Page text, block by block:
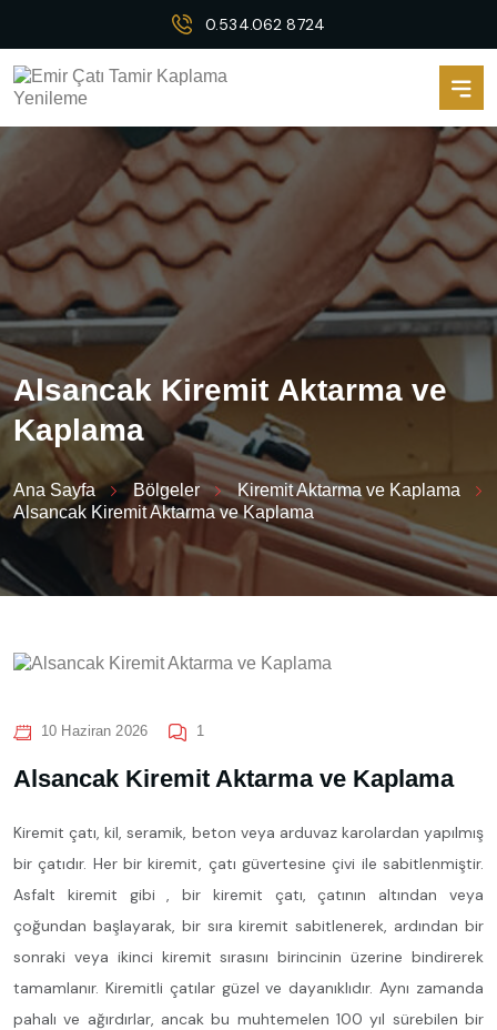
0.534.062 8724
Alsancak Kiremit Aktarma ve
Kaplama
Ana Sayfa Bölgeler
Kiremit Aktarma ve Kaplama
Alsancak Kiremit Aktarma ve Kaplama
10 Haziran 2026 1
Alsancak Kiremit Aktarma ve Kaplama
Kiremit çatı, kil, seramik, beton veya arduvaz karolardan yapılmış
bir çatıdır. Her bir kiremit, çatı güvertesine çivi ile sabitlenmiştir.
Asfalt kiremit gibi , bir kiremit çatı, çatının altından veya
çoğundan başlayarak, bir sıra kiremit sabitlenerek, ardından bir
sonraki veya ikinci kiremit sırasını birincinin üzerine bindirerek
tamamlanır. Kiremitli çatılar güzel ve dayanıklıdır. Aynı zamanda
pahalı ve ağırdırlar, ancak bu muhtemelen 100 yıl sürebilen bir